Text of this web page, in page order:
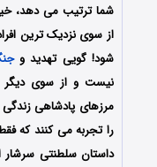
شما ترتیب می دهد،
از سوی نزدیک ترین
شود! گویی تهدید و
نیست و از سوی دیگر
مرزهای پادشاهی
را تجربه می کنند که
داستان سلطنتی